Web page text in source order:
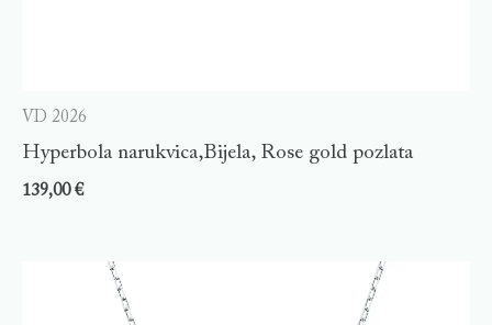
VD 2026
Hyperbola narukvica,Bijela, Rose gold pozlata
139,00€